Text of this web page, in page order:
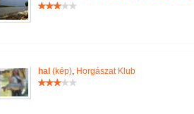
hal (kép), Horgászat Klub